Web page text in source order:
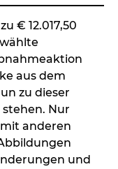
€ 12.017,50
aus dem
zu dieser
Nur
anderen
und